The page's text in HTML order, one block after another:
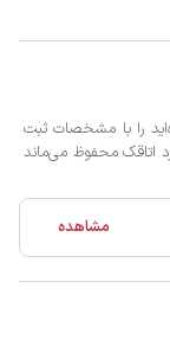
را با مشخصات ثبت
اتاقک محفوظ می‌ماند
مشاهده